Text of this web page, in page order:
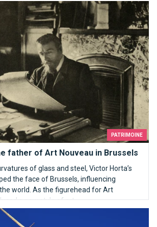
PATRIMOINE
father of Art Nouveau in Brussels
of glass and steel, Victor Horta’s
the face of Brussels, influencing
world. As the figurehead for Art
a new style of art.
of Art Nouveau in Brussels
?